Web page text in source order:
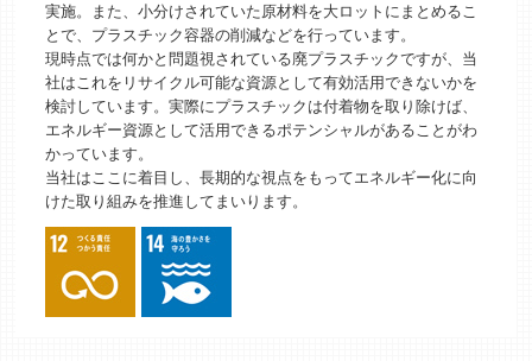
実施。また、小分けされていた原材料を大ロットにまとめるこ
とで、プラスチック容器の削減などを行っています。
現時点では何かと問題視されている廃プラスチックですが、当
社はこれをリサイクル可能な資源として有効活用できないかを
検討しています。実際にプラスチックは付着物を取り除けば、
エネルギー資源として活用できるポテンシャルがあることがわ
かっています。
当社はここに着目し、長期的な視点をもってエネルギー化に向
けた取り組みを推進してまいります。